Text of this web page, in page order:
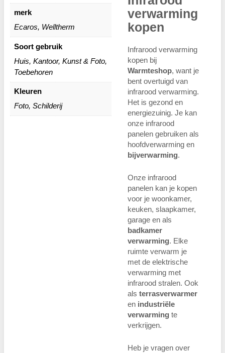
merk
Ecaros, Welltherm
Soort gebruik
Huis, Kantoor, Kunst & Foto,
Toebehoren
Kleuren
Foto, Schilderij
verwarming
kopen
Infrarood verwarming
kopen bij
Warmteshop, want je
bent overtuigd van
infrarood verwarming.
Het is gezond en
energiezuinig. Je kan
onze infrarood
panelen gebruiken als
hoofdverwarming en
bijverwarming.
Onze infrarood
panelen kan je kopen
voor je woonkamer,
keuken, slaapkamer,
garage en als
badkamer
verwarming. Elke
ruimte verwarm je
met de elektrische
verwarming met
infrarood stralen. Ook
als terrasverwarmer
en industriële
verwarming te
verkrijgen.
Heb je vragen over